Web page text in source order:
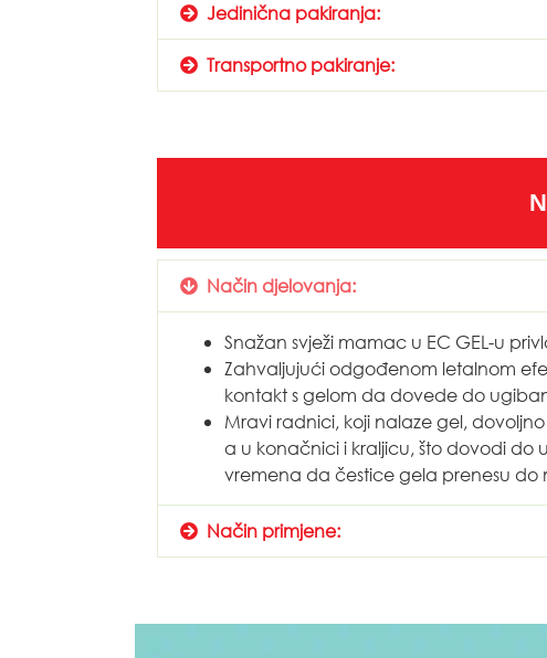
Jedinična pakiranja:
Transportno pakiranje:
Način djelovanja:
Snažan svježi mamac u EC GEL-u
Zahvaljujući odgođenom letalnom
kontakt s gelom da dovede do
Mravi radnici, koji nalaze gel,
a u konačnici i kraljicu, što dovodi do
vremena da čestice gela prenesu do
Način primjene: